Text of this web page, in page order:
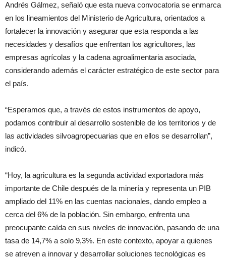
Andrés Gálmez, señaló que esta nueva convocatoria se enmarca
en los lineamientos del Ministerio de Agricultura, orientados a
fortalecer la innovación y asegurar que esta responda a las
necesidades y desafíos que enfrentan los agricultores, las
empresas agrícolas y la cadena agroalimentaria asociada,
considerando además el carácter estratégico de este sector para
el país.
“Esperamos que, a través de estos instrumentos de apoyo,
podamos contribuir al desarrollo sostenible de los territorios y de
las actividades silvoagropecuarias que en ellos se desarrollan”,
indicó.
“Hoy, la agricultura es la segunda actividad exportadora más
importante de Chile después de la minería y representa un PIB
ampliado del 11% en las cuentas nacionales, dando empleo a
cerca del 6% de la población. Sin embargo, enfrenta una
preocupante caída en sus niveles de innovación, pasando de una
tasa de 14,7% a solo 9,3%. En este contexto, apoyar a quienes
se atreven a innovar y desarrollar soluciones tecnológicas es